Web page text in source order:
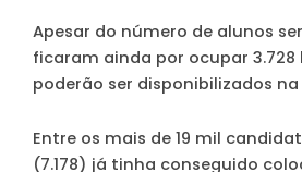
Apesar do número de alunos
ficaram ainda por ocupar 3.728
poderão ser disponibilizados na
Entre os mais de 19 mil
(7.178) já tinha conseguido